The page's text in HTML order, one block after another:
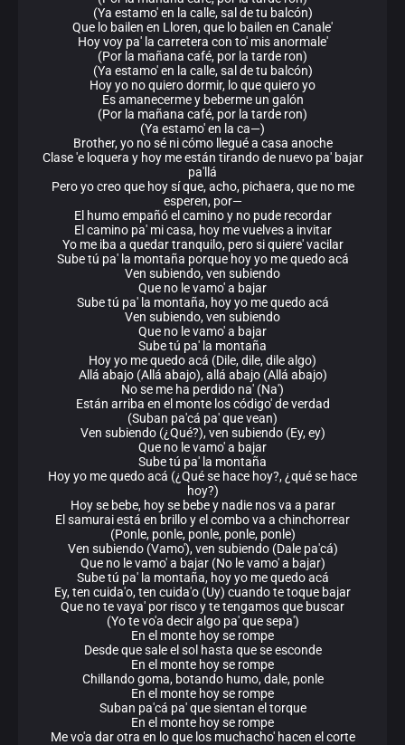
(Ya estamo' en la calle, sal de tu balcón)
Que lo bailen en Lloren, que lo bailen en Canale'
Hoy voy pa' la carretera con to' mis anormale'
(Por la mañana café, por la tarde ron)
(Ya estamo' en la calle, sal de tu balcón)
Hoy yo no quiero dormir, lo que quiero yo
Es amanеcerme y bebеrme un galón
(Por la mañana café, por la tarde ron)
(Ya estamo' en la ca—)
Brother, yo no sé ni cómo llegué a casa anoche
Clase 'e loquera y hoy me están tirando de nuevo pa' bajar
pa'llá
Pero yo creo que hoy sí que, acho, pichaera, que no me
esperen, por—
El humo empañó el camino y no pude recordar
El camino pa' mi casa, hoy me vuelves a invitar
Yo me iba a quedar tranquilo, pero si quiere' vacilar
Sube tú pa' la montaña porque hoy yo me quedo acá
Ven subiendo, ven subiendo
Que no le vamo' a bajar
Sube tú pa' la montaña, hoy yo me quedo acá
Ven subiendo, ven subiendo
Que no le vamo' a bajar
Sube tú pa' la montaña
Hoy yo me quedo acá (Dile, dile, dile algo)
Allá abajo (Allá abajo), allá abajo (Allá abajo)
No se me ha perdido na' (Na')
Están arriba en el monte los código' de verdad
(Suban pa'cá pa' que vean)
Ven subiendo (¿Qué?), ven subiendo (Ey, ey)
Que no le vamo' a bajar
Sube tú pa' la montaña
Hoy yo me quedo acá (¿Qué se hace hoy?, ¿qué se hace
hoy?)
Hoy se bebe, hoy se bebe y nadie nos va a parar
El samurai está en brillo y el combo va a chinchorrear
(Ponle, ponle, ponle, ponle, ponle)
Ven subiendo (Vamo'), ven subiendo (Dale pa'cá)
Que no le vamo' a bajar (No le vamo' a bajar)
Sube tú pa' la montaña, hoy yo me quedo acá
Ey, ten cuida'o, ten cuida'o (Uy) cuando te toque bajar
Que no te vaya' por risco y te tengamos que buscar
(Yo te vo'a decir algo pa' que sepa')
En el monte hoy se rompe
Desde que sale el sol hasta que se esconde
En el monte hoy se rompe
Chillando goma, botando humo, dale, ponle
En el monte hoy se rompe
Suban pa'cá pa' que sientan el torque
En el monte hoy se rompe
Me vo'a dar otra en lo que los muchacho' hacen el corte